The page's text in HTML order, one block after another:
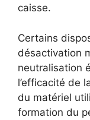
caisse.
Certains
désactivation
neutralisation
l’efficacité de
du matériel
formation du